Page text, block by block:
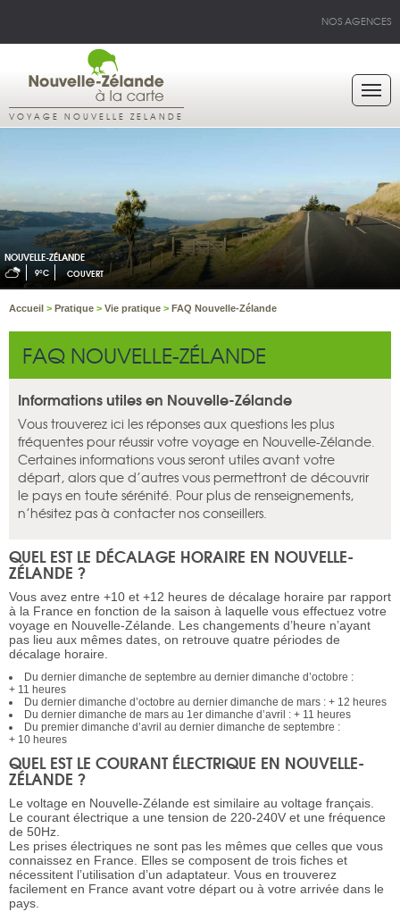
NOS AGENCES
VOYAGE NOUVELLE ZELANDE
NOUVELLE-ZÉLANDE
9°C COUVERT
Accueil > Pratique > Vie pratique > FAQ Nouvelle-Zélande
FAQ NOUVELLE-ZÉLANDE
Informations utiles en Nouvelle-Zélande
Vous trouverez ici les réponses aux questions les plus
fréquentes pour réussir votre voyage en Nouvelle-Zélande.
Certaines informations vous seront utiles avant votre
départ, alors que d’autres vous permettront de découvrir
le pays en toute sérénité. Pour plus de renseignements,
n’hésitez pas à contacter nos conseillers.
QUEL EST LE DÉCALAGE HORAIRE EN NOUVELLE-
ZÉLANDE ?
Vous avez entre +10 et +12 heures de décalage horaire par rapport
à la France en fonction de la saison à laquelle vous effectuez votre
voyage en Nouvelle-Zélande. Les changements d’heure n’ayant
pas lieu aux mêmes dates, on retrouve quatre périodes de
décalage horaire.
Du dernier dimanche de septembre au dernier dimanche d’octobre :
+ 11 heures
Du dernier dimanche d’octobre au dernier dimanche de mars : + 12 heures
Du dernier dimanche de mars au 1er dimanche d’avril : + 11 heures
Du premier dimanche d’avril au dernier dimanche de septembre :
+ 10 heures
QUEL EST LE COURANT ÉLECTRIQUE EN NOUVELLE-
ZÉLANDE ?
Le voltage en Nouvelle-Zélande est similaire au voltage français.
Le courant électrique a une tension de 220-240V et une fréquence
de 50Hz.
Les prises électriques ne sont pas les mêmes que celles que vous
connaissez en France. Elles se composent de trois fiches et
nécessitent l’utilisation d’un adaptateur. Vous en trouverez
facilement en France avant votre départ ou à votre arrivée dans le
pays.